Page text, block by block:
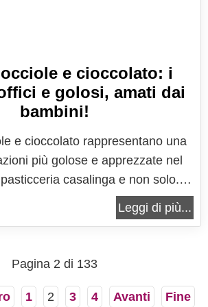
e cioccolato: i
e golosi, amati dai
bambini!
e cioccolato rappresentano una
più golose e apprezzate nel
casalinga e non solo.
soffici e profumati, uniscono la
intenso delle nocciole con la
un prodotto da forno...
Leggi di più...
Pagina 2 di 133
1 2 3 4 Avanti Fine